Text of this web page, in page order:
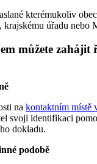
kterémukoliv
krajskému úřadu nebo
můžete zahájit
na kontaktním místě
svoji identifikaci
dokladu.
podobě